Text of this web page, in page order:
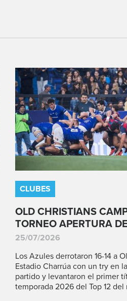
CLUBES
OLD CHRISTIANS
TORNEO APERTURA
25/07/2026
Los Azules derrotaron 16-14 a
Estadio Charrúa con un try en
partido y levantaron el primer
temporada 2026 del Top 12